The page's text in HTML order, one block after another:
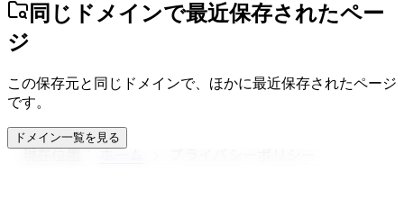
同じドメインで最近保存されたペー
ジ
この保存元と同じドメインで、ほかに最近保存されたページ
です。
ドメイン一覧を見る